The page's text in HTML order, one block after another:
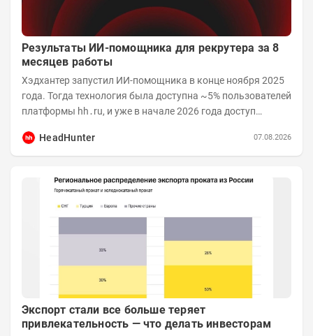
Результаты ИИ-помощника для рекрутера за 8
месяцев работы
Хэдхантер запустил ИИ-помощника в конце ноября 2025
года. Тогда технология была доступна ~5% пользователей
платформы hh․ru, и уже в начале 2026 года доступ
HeadHunter
07.08.2026
Экспорт стали все больше теряет
привлекательность — что делать инвесторам